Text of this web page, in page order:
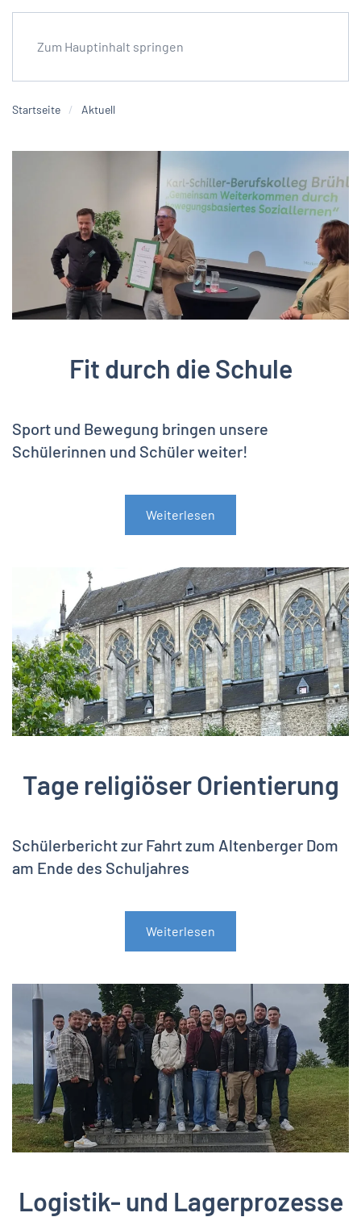
Zum Hauptinhalt springen
Startseite Aktuell
Fit durch die Schule
Sport und Bewegung bringen unsere
Schülerinnen und Schüler weiter!
Weiterlesen
Tage religiöser Orientierung
Schülerbericht zur Fahrt zum Altenberger Dom
am Ende des Schuljahres
Weiterlesen
Logistik- und Lagerprozesse